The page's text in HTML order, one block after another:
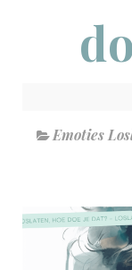
Emoties